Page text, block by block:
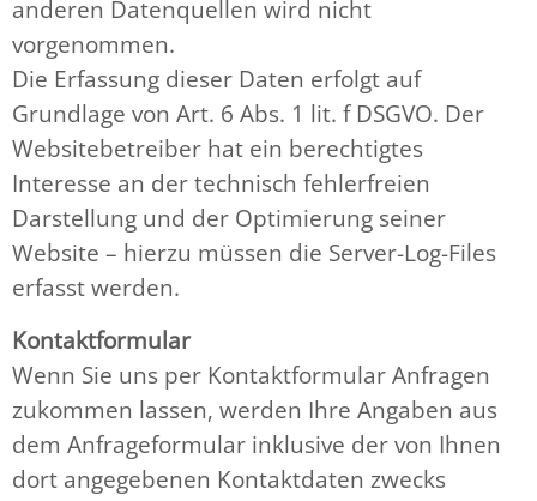
anderen Datenquellen wird nicht
vorgenommen.
Die Erfassung dieser Daten erfolgt auf
Grundlage von Art. 6 Abs. 1 lit. f DSGVO. Der
Websitebetreiber hat ein berechtigtes
Interesse an der technisch fehlerfreien
Darstellung und der Optimierung seiner
Website – hierzu müssen die Server-Log-Files
erfasst werden.
Kontaktformular
Wenn Sie uns per Kontaktformular Anfragen
zukommen lassen, werden Ihre Angaben aus
dem Anfrageformular inklusive der von Ihnen
dort angegebenen Kontaktdaten zwecks